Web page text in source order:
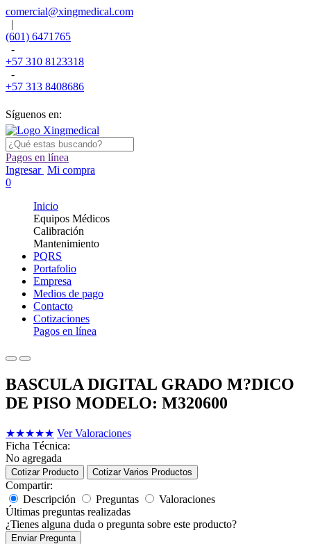
comercial@xingmedical.com
|
(601) 6471765
-
+57 310 8123318
-
+57 313 8408686
Síguenos en:
Pagos en línea
Ingresar Mi compra
0
Inicio
Equipos Médicos
Calibración
Mantenimiento
PQRS
Portafolio
Empresa
Medios de pago
Contacto
Cotizaciones
Pagos en línea
BASCULA DIGITAL GRADO M?DICO
DE PISO MODELO: M320600
★★★★★ Ver Valoraciones
Ficha Técnica:
No agregada
Cotizar Producto Cotizar Varios Productos
Compartir:
Descripción
Preguntas
Valoraciones
Últimas preguntas realizadas
¿Tienes alguna duda o pregunta sobre este producto?
Enviar Pregunta